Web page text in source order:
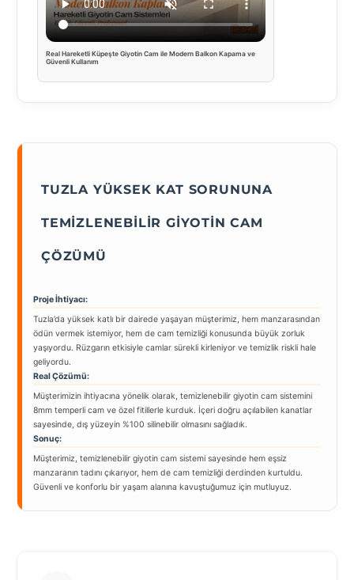
Real Hareketli Küpeşte Giyotin Cam ile Modern Balkon Kapama ve
Güvenli Kullanım
TUZLA YÜKSEK KAT SORUNUNA
TEMIZLENEBILIR GIYOTIN CAM
ÇÖZÜMÜ
Proje İhtiyacı:
Tuzla’da yüksek katlı bir dairede yaşayan müşterimiz, hem manzarasından
ödün vermek istemiyor, hem de cam temizliği konusunda büyük zorluk
yaşıyordu. Rüzgarın etkisiyle camlar sürekli kirleniyor ve temizlik riskli hale
geliyordu.
Real Çözümü:
Müşterimizin ihtiyacına yönelik olarak, temizlenebilir giyotin cam sistemini
8mm temperli cam ve özel fitillerle kurduk. İçeri doğru açılabilen kanatlar
sayesinde, dış yüzeyin %100 silinebilir olmasını sağladık.
Sonuç:
Müşterimiz, temizlenebilir giyotin cam sistemi sayesinde hem eşsiz
manzaranın tadını çıkarıyor, hem de cam temizliği derdinden kurtuldu.
Güvenli ve konforlu bir yaşam alanına kavuştuğumuz için mutluyuz.